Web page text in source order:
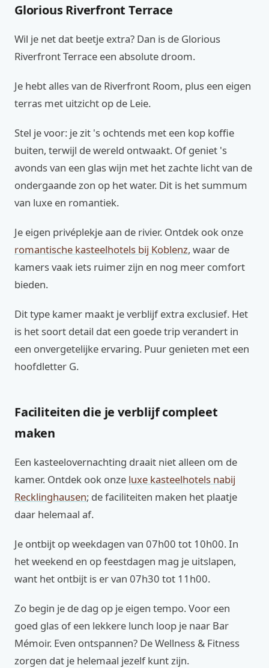
Glorious Riverfront Terrace
Wil je net dat beetje extra? Dan is de Glorious
Riverfront Terrace een absolute droom.
Je hebt alles van de Riverfront Room, plus een eigen
terras met uitzicht op de Leie.
Stel je voor: je zit 's ochtends met een kop koffie
buiten, terwijl de wereld ontwaakt. Of geniet 's
avonds van een glas wijn met het zachte licht van de
ondergaande zon op het water. Dit is het summum
van luxe en romantiek.
Je eigen privéplekje aan de rivier. Ontdek ook onze
romantische kasteelhotels bij Koblenz, waar de
kamers vaak iets ruimer zijn en nog meer comfort
bieden.
Dit type kamer maakt je verblijf extra exclusief. Het
is het soort detail dat een goede trip verandert in
een onvergetelijke ervaring. Puur genieten met een
hoofdletter G.
Faciliteiten die je verblijf compleet
maken
Een kasteelovernachting draait niet alleen om de
kamer. Ontdek ook onze luxe kasteelhotels nabij
Recklinghausen; de faciliteiten maken het plaatje
daar helemaal af.
Je ontbijt op weekdagen van 07h00 tot 10h00. In
het weekend en op feestdagen mag je uitslapen,
want het ontbijt is er van 07h30 tot 11h00.
Zo begin je de dag op je eigen tempo. Voor een
goed glas of een lekkere lunch loop je naar Bar
Mémoir. Even ontspannen? De Wellness & Fitness
zorgen dat je helemaal jezelf kunt zijn.